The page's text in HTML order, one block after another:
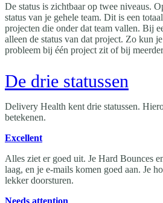
De status is zichtbaar op twee niveaus.
status van je gehele team. Dit is een
projecten die onder dat team vallen. Bij
alleen de status van dat project. Zo kun
probleem bij één project zit of bij
De drie statussen
Delivery Health kent drie statussen.
betekenen.
Excellent
Alles ziet er goed uit. Je Hard Bounces
laag, en je e-mails komen goed aan. Je
lekker doorsturen.
Needs attention